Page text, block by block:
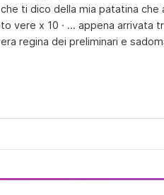
ti dico della mia patatina che
x 10 · ... appena arrivata
regina dei preliminari e